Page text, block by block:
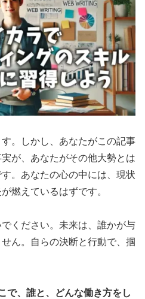
。しかし、あなたがこの記事
が、あなたがその他大勢とは
。あなたの心の中には、現状
燃えているはずです。
ください。未来は、誰かが与
ん。自らの決断と行動で、掴
で、誰と、どんな働き方をし